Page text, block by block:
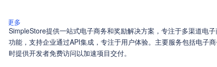
更多
SimpleStore提供一站式电子商务和奖励解决方案，专注于多渠道电
功能，支持企业通过API集成，专注于用户体验。主要服务包括电子
时提供开发者免费访问以加速项目交付。